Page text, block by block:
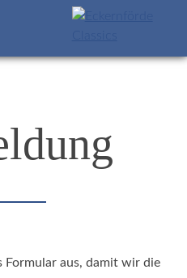
Formular aus, damit wir die